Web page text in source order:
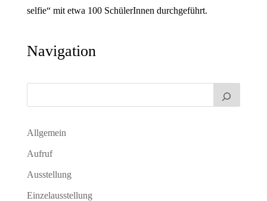
selfie“ mit etwa 100 SchülerInnen durchgeführt.
Navigation
Allgemein
Aufruf
Ausstellung
Einzelausstellung